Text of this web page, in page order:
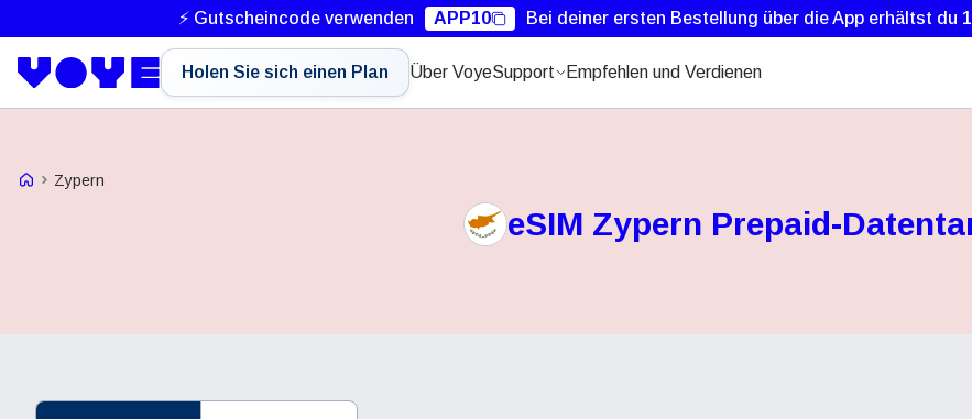
⚡ Gutscheincode verwenden APP10 Bei deiner ersten Bestellung über die App erhältst du
Holen Sie sich einen Plan Über VoyeSupport Empfehlen und Verdienen
Voye Homepage
Zypern
eSIM Zypern Prepaid-